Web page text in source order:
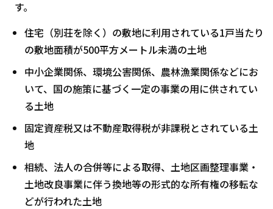
す。
住宅（別荘を除く）の敷地に利用されている1戸当たり
の敷地面積が500平方メートル未満の土地
中小企業関係、環境公害関係、農林漁業関係などにお
いて、国の施策に基づく一定の事業の用に供されてい
る土地
固定資産税又は不動産取得税が非課税とされている土
地
相続、法人の合併等による取得、土地区画整理事業・
土地改良事業に伴う換地等の形式的な所有権の移転な
どが行われた土地